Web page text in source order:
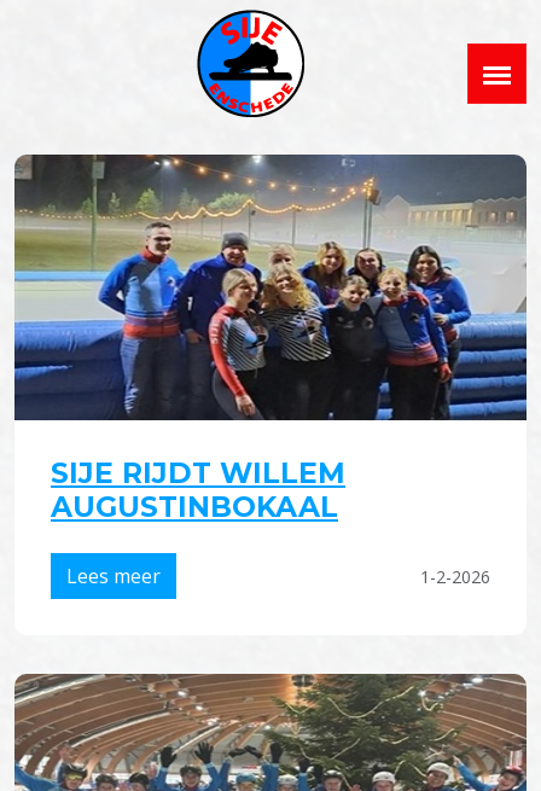
SIJE RIJDT WILLEM
AUGUSTINBOKAAL
Lees meer 1-2-2026